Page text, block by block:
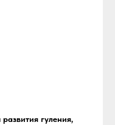
гуления,